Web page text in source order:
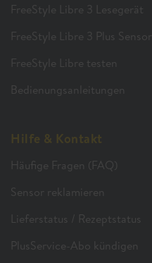
FreeStyle Libre 3 Lesegerät
FreeStyle Libre 3 Plus Sensor
FreeStyle Libre testen
Bedienungsanleitungen
Hilfe & Kontakt
Häufige Fragen (FAQ)
Sensor reklamieren
Lieferstatus / Rezeptstatus
PlusService-Abo kündigen